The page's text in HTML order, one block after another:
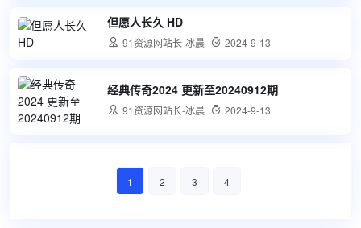
但愿人长久 HD
 91资源网站长-冰晨  2024-9-13
经典传奇2024 更新至20240912期
 91资源网站长-冰晨  2024-9-13
1 2 3 4